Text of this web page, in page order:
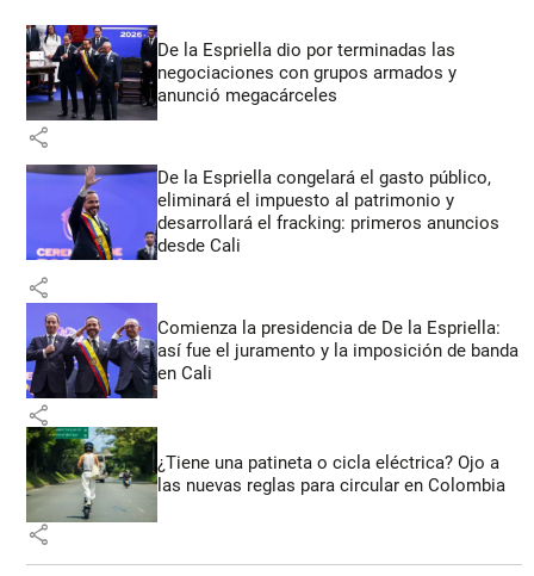
De la Espriella dio por terminadas las
negociaciones con grupos armados y
anunció megacárceles
share
De la Espriella congelará el gasto público,
eliminará el impuesto al patrimonio y
desarrollará el fracking: primeros anuncios
desde Cali
share
Comienza la presidencia de De la Espriella:
así fue el juramento y la imposición de banda
en Cali
share
¿Tiene una patineta o cicla eléctrica? Ojo a
las nuevas reglas para circular en Colombia
share